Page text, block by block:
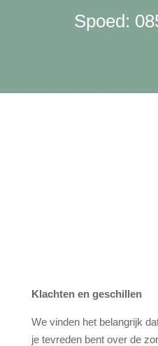
Spoed:
Klachten en geschillen
We vinden het belangrijk
je tevreden bent over de